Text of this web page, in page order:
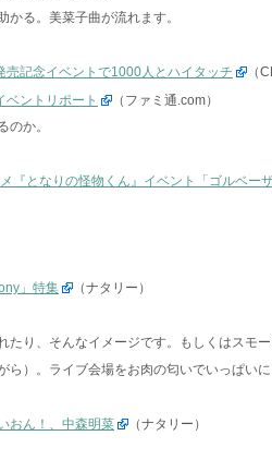
る。美菜子曲が流れます。
売記念イベントで1000人とハイタッチ
（
ベントリポート
（ファミ通.com）
のか。
『となりの怪物くん』イベント「ゴルベー
」特集
（ナタリー）
たり、そんなイメージです。もしくはスモ
ら）。ライブ会場をお肉の匂いでいっぱいに
おん！、中森明菜
（ナタリー）